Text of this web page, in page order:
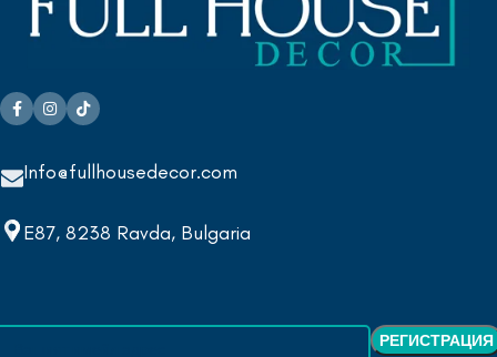
Info@fullhousedecor.com
E87, 8238 Ravda, Bulgaria